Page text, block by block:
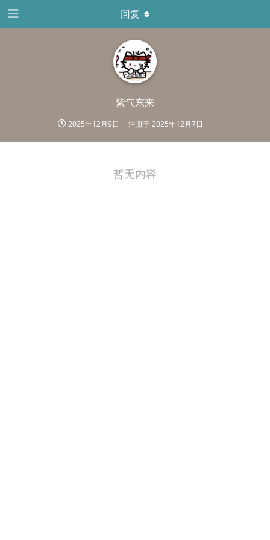
紫气东来
2025年12月9日 注册于2025年12月7日
回复
暂无内容